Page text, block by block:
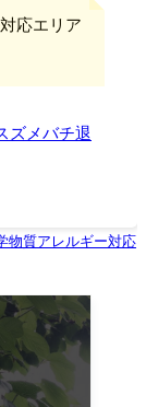
応エリア
ズメバチ退
物質アレルギー対応